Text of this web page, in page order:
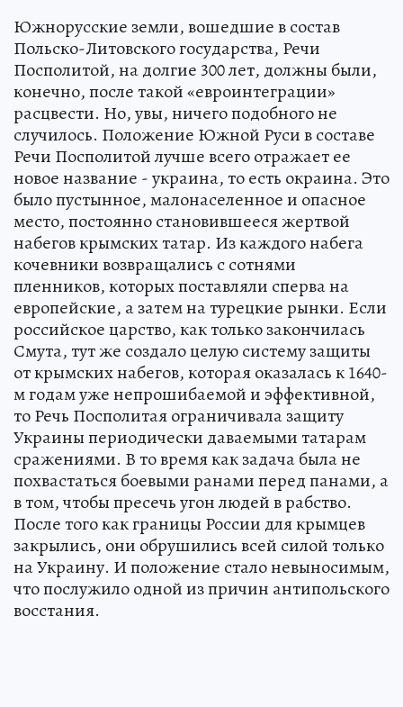
Южнорусские земли, вошедшие в состав
Польско-Литовского государства, Речи
Посполитой, на долгие 300 лет, должны были,
конечно, после такой «евроинтеграции»
расцвести. Но, увы, ничего подобного не
случилось. Положение Южной Руси в составе
Речи Посполитой лучше всего отражает ее
новое название - украина, то есть окраина. Это
было пустынное, малонаселенное и опасное
место, постоянно становившееся жертвой
набегов крымских татар. Из каждого набега
кочевники возвращались с сотнями
пленников, которых поставляли сперва на
европейские, а затем на турецкие рынки. Если
российское царство, как только закончилась
Смута, тут же создало целую систему защиты
от крымских набегов, которая оказалась к 1640-
м годам уже непрошибаемой и эффективной,
то Речь Посполитая ограничивала защиту
Украины периодически даваемыми татарам
сражениями. В то время как задача была не
похвастаться боевыми ранами перед панами, а
в том, чтобы пресечь угон людей в рабство.
После того как границы России для крымцев
закрылись, они обрушились всей силой только
на Украину. И положение стало невыносимым,
что послужило одной из причин антипольского
восстания.